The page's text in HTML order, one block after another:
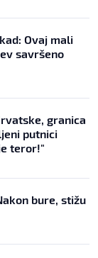
Ovaj mali
savršeno
granica
putnici
teror!"
bure, stižu